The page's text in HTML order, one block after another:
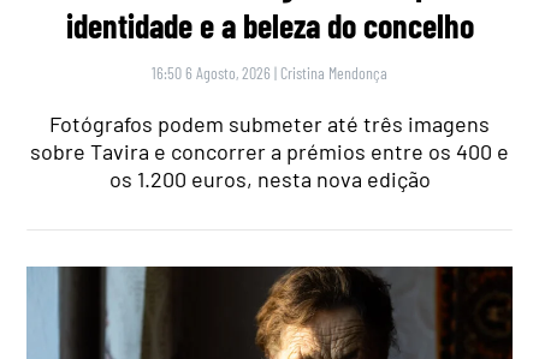
identidade e a beleza do concelho
16:50 6 Agosto, 2026 | Cristina Mendonça
Fotógrafos podem submeter até três imagens
sobre Tavira e concorrer a prémios entre os 400 e
os 1.200 euros, nesta nova edição